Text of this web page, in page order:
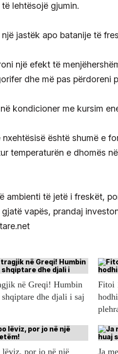
lehtësojë gjumin.
një jastëk apo batanije të
një efekt të
dhe më pas përdoreni
kondicioner me kursim
nxehtësisë është shumë e
temperaturën e dhomës
ambienti të jetë i freskët,
vapës, prandaj
në Greqi! Humbin
dhe djali i saj
Fitoi
lëviz, por jo në një Ja